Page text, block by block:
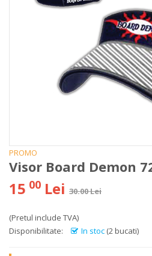
PROMO
Visor Board Demon
15 00 Lei 30.00 Lei
(Pretul include TVA)
Disponibilitate:
In stoc (2 bucati)